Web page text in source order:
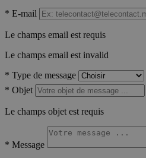
* E-mail
Le champs email est requis
Le champs email est invalid
* Type de message
* Objet
Le champs objet est requis
* Message